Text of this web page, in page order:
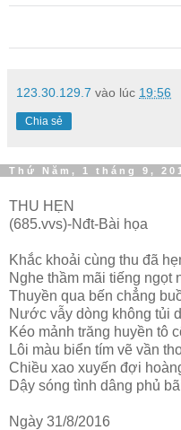
123.30.129.7 vào lúc 19:56
Chia sẻ
Thứ Năm, 1 tháng 9,
THU HẸN
(685.vvs)-Nđt-Bài họa
Khắc khoải cùng thu đã
Nghe thầm mãi tiếng ngọt
Thuyền qua bến chẳng
Nước vẫy dòng không tủi
Kéo mảnh trăng huyền tô
Lôi màu biển tím vẽ vần
Chiều xao xuyến đợi
Dậy sóng tình dâng phủ
Ngày 31/8/2016